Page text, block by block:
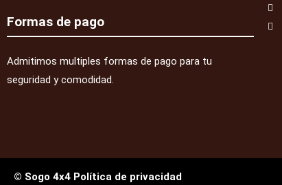
Formas de pago
Admitimos multiples formas de pago para tu
seguridad y comodidad.
© Sogo 4x4 Política de privacidad